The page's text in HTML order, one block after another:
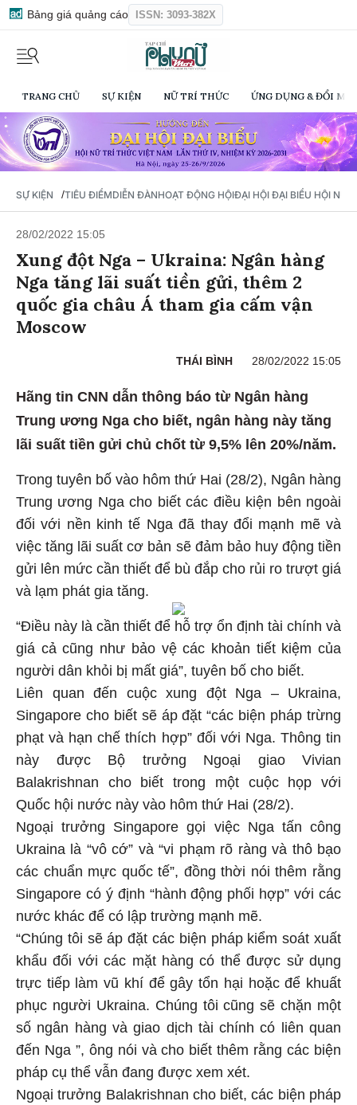
Bảng giá quảng cáo ISSN: 3093-382X
TRANG CHỦ SỰ KIỆN NỮ TRÍ THỨC ỨNG DỤNG & ĐỔI
SỰ KIỆN /TIÊU ĐIỂMDIỄN ĐÀNHOẠT ĐỘNG HỘIĐẠI HỘI ĐẠI BIỂU HỘI NỮ
28/02/2022 15:05
Xung đột Nga – Ukraina: Ngân hàng
Nga tăng lãi suất tiền gửi, thêm 2
quốc gia châu Á tham gia cấm vận
Moscow
THÁI BÌNH 28/02/2022 15:05
Hãng tin CNN dẫn thông báo từ Ngân hàng
Trung ương Nga cho biết, ngân hàng này tăng
lãi suất tiền gửi chủ chốt từ 9,5% lên 20%/năm.
Trong tuyên bố vào hôm thứ Hai (28/2), Ngân hàng
Trung ương Nga cho biết các điều kiện bên ngoài
đối với nền kinh tế Nga đã thay đổi mạnh mẽ và
việc tăng lãi suất cơ bản sẽ đảm bảo huy động tiền
gửi lên mức cần thiết để bù đắp cho rủi ro trượt giá
và lạm phát gia tăng.
“Điều này là cần thiết để hỗ trợ ổn định tài chính và
giá cả cũng như bảo vệ các khoản tiết kiệm của
người dân khỏi bị mất giá”, tuyên bố cho biết.
Liên quan đến cuộc xung đột Nga – Ukraina,
Singapore cho biết sẽ áp đặt “các biện pháp trừng
phạt và hạn chế thích hợp” đối với Nga. Thông tin
này được Bộ trưởng Ngoại giao Vivian
Balakrishnan cho biết trong một cuộc họp với
Quốc hội nước này vào hôm thứ Hai (28/2).
Ngoại trưởng Singapore gọi việc Nga tấn công
Ukraina là “vô cớ” và “vi phạm rõ ràng và thô bạo
các chuẩn mực quốc tế”, đồng thời nói thêm rằng
Singapore có ý định “hành động phối hợp” với các
nước khác để có lập trường mạnh mẽ.
“Chúng tôi sẽ áp đặt các biện pháp kiểm soát xuất
khẩu đối với các mặt hàng có thể được sử dụng
trực tiếp làm vũ khí để gây tổn hại hoặc để khuất
phục người Ukraina. Chúng tôi cũng sẽ chặn một
số ngân hàng và giao dịch tài chính có liên quan
đến Nga ”, ông nói và cho biết thêm rằng các biện
pháp cụ thể vẫn đang được xem xét.
Ngoại trưởng Balakrishnan cho biết, các biện pháp